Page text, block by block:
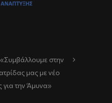
στην
μας με νέο
για την Άμυνα»